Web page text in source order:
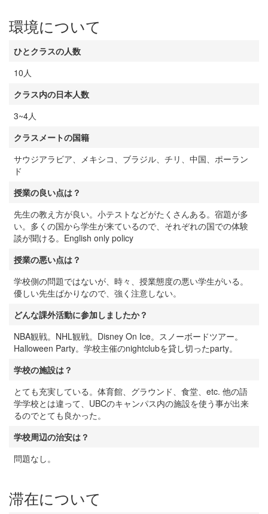
環境について
ひとクラスの人数
10人
クラス内の日本人数
3~4人
クラスメートの国籍
サウジアラビア、メキシコ、ブラジル、チリ、中国、ポーラン
ド
授業の良い点は？
先生の教え方が良い。小テストなどがたくさんある。宿題が多
い。多くの国から学生が来ているので、それぞれの国での体験
談が聞ける。English only policy
授業の悪い点は？
学校側の問題ではないが、時々、授業態度の悪い学生がいる。
優しい先生ばかりなので、強く注意しない。
どんな課外活動に参加しましたか？
NBA観戦。NHL観戦。Disney On Ice。スノーボードツアー。
Halloween Party。学校主催のnightclubを貸し切ったparty。
学校の施設は？
とても充実している。体育館、グラウンド、食堂、etc. 他の語
学学校とは違って、UBCのキャンパス内の施設を使う事が出来
るのでとても良かった。
学校周辺の治安は？
問題なし。
滞在について